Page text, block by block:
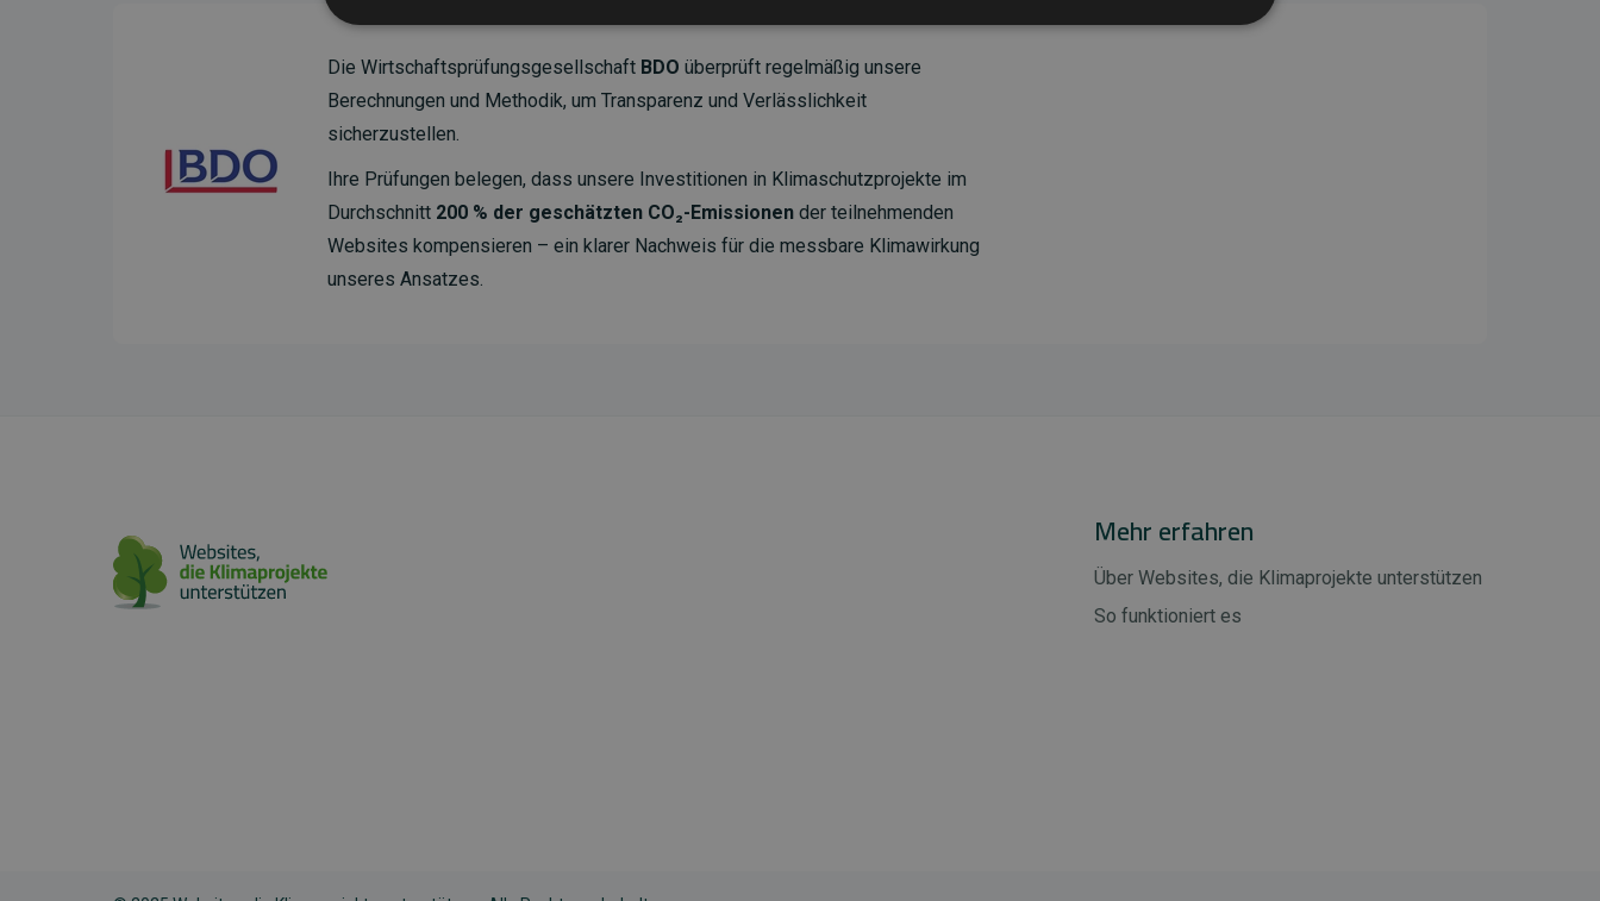
Die Wirtschaftsprüfungsgesellschaft BDO überprüft regelmäßig unsere
Berechnungen und Methodik, um Transparenz und Verlässlichkeit
sicherzustellen.
Ihre Prüfungen belegen, dass unsere Investitionen in Klimaschutzprojekte im
Durchschnitt 200 % der geschätzten CO₂-Emissionen der teilnehmenden
Websites kompensieren – ein klarer Nachweis für die messbare Klimawirkung
unseres Ansatzes.
Mehr erfahren
Über Websites, die Klimaprojekte unterstützen
So funktioniert es